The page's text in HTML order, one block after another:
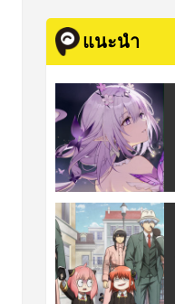
แนะนำ